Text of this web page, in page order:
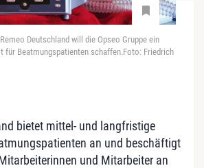
Deutschland will die Opseo Gruppe ein
für Beatmungspatienten schaffen.Foto: Friedrich
bietet mittel- und langfristige
an und beschäftigt
und Mitarbeiter an